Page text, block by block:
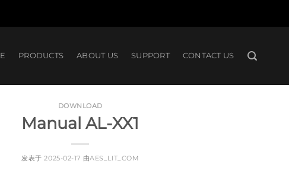
PRODUCTS ABOUT US SUPPORT CONTACT US
DOWNLOAD
Manual AL-XX1
发表于2025-02-17 由AES_LIT_COM